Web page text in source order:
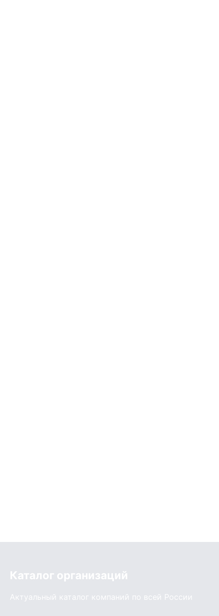
Каталог организаций
Актуальный каталог компаний по всей России